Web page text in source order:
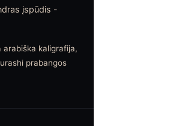
įspūdis -
kaligrafija,
prabangos